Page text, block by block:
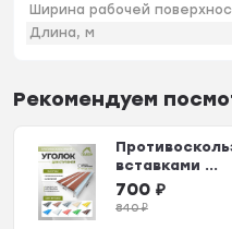
Ширина рабочей
Длина, м
Рекомендуем
вставками ...
700 ₽
840₽